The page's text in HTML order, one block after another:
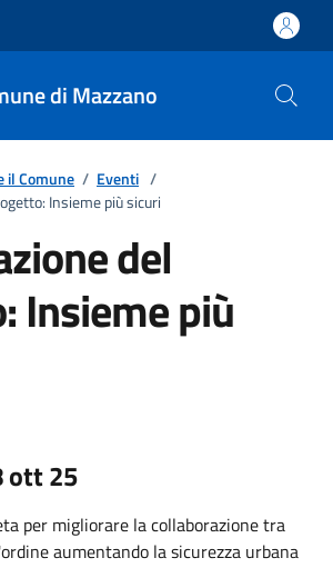
di Mazzano
il Comune / Eventi /
Insieme più sicuri
del
Insieme più
ott 25
per migliorare la collaborazione tra
aumentando la sicurezza urbana